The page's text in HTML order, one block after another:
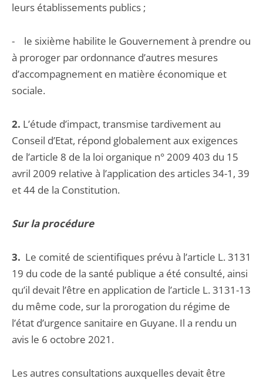
leurs établissements publics ;
- le sixième habilite le Gouvernement à prendre ou
à proroger par ordonnance d’autres mesures
d’accompagnement en matière économique et
sociale.
2. L’étude d’impact, transmise tardivement au
Conseil d’Etat, répond globalement aux exigences
de l’article 8 de la loi organique n° 2009 403 du 15
avril 2009 relative à l’application des articles 34-1, 39
et 44 de la Constitution.
Sur la procédure
3. Le comité de scientifiques prévu à l’article L. 3131
19 du code de la santé publique a été consulté, ainsi
qu’il devait l’être en application de l’article L. 3131-13
du même code, sur la prorogation du régime de
l’état d’urgence sanitaire en Guyane. Il a rendu un
avis le 6 octobre 2021.
Les autres consultations auxquelles devait être